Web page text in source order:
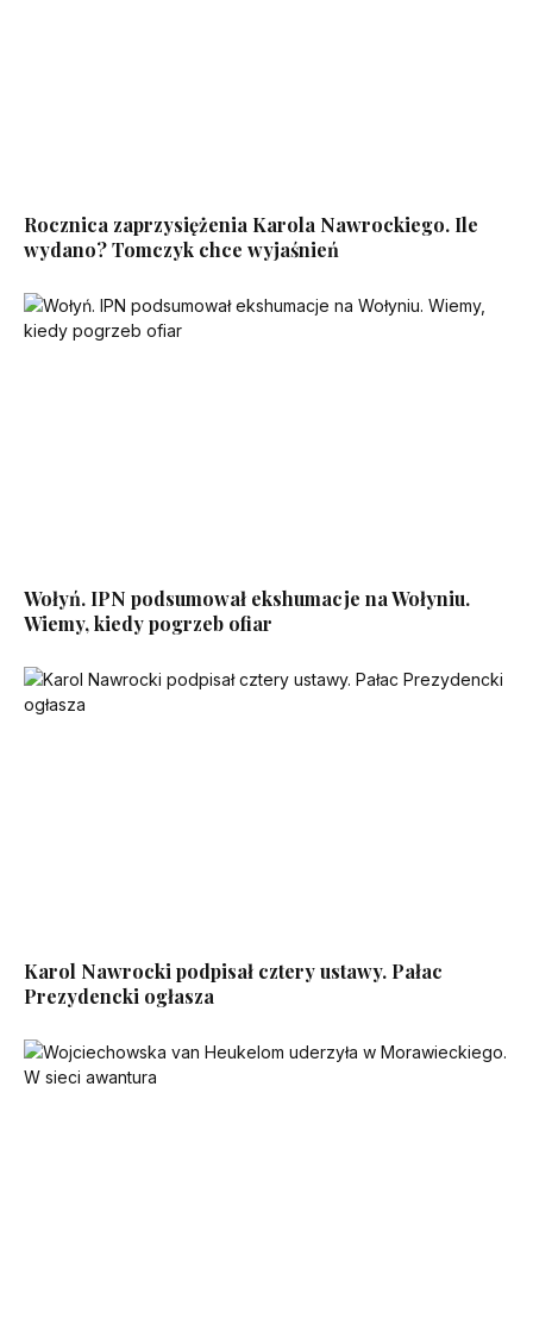
Rocznica zaprzysiężenia Karola Nawrockiego. Ile
wydano? Tomczyk chce wyjaśnień
Wołyń. IPN podsumował ekshumacje na Wołyniu.
Wiemy, kiedy pogrzeb ofiar
Karol Nawrocki podpisał cztery ustawy. Pałac
Prezydencki ogłasza